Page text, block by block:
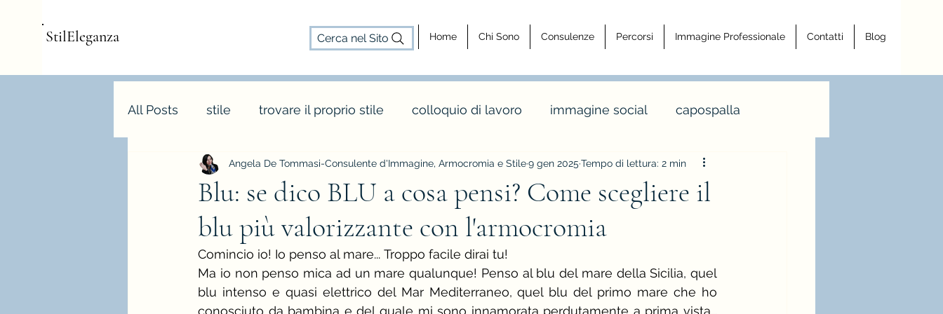
StilEleganza Cerca nel Sito Home Chi Sono Consulenze Percorsi Immagine Professionale Contatti Blog
All Posts stile trovare il proprio stile colloquio di lavoro immagine social capospalla
consulenza d'immagine cosa fa un consulente d'immagine consulenza armocromia
armocromia forme body shapes stagione e palette inverno maglia a righe
stagione e palette autunno colori e abbinamenti di colore vintage e rètro
Blu: se dico BLU a cosa pensi? Come scegliere il
blu più valorizzante con l'armocromia
Angela De Tommasi-Consulente d'Immagine, Armocromia e Stile9 gen 2025 Tempo di lettura: 2 min
Comincio io! Io penso al mare... Troppo facile dirai tu!
Ma io non penso mica ad un mare qualunque! Penso al blu del mare della Sicilia, quel
blu intenso e quasi elettrico del Mar Mediterraneo, quel blu del primo mare che ho
conosciuto da bambina e del quale mi sono innamorata perdutamente a prima vista...